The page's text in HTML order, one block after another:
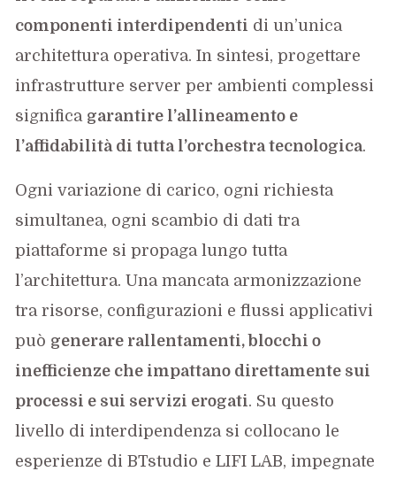
componenti interdipendenti di un’unica
architettura operativa. In sintesi, progettare
infrastrutture server per ambienti complessi
significa garantire l’allineamento e
l’affidabilità di tutta l’orchestra tecnologica.
Ogni variazione di carico, ogni richiesta
simultanea, ogni scambio di dati tra
piattaforme si propaga lungo tutta
l’architettura. Una mancata armonizzazione
tra risorse, configurazioni e flussi applicativi
può generare rallentamenti, blocchi o
inefficienze che impattano direttamente sui
processi e sui servizi erogati. Su questo
livello di interdipendenza si collocano le
esperienze di BTstudio e LIFI LAB, impegnate